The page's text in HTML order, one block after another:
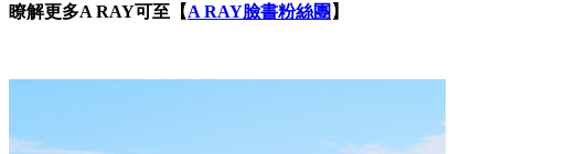
瞭解更多A RAY可至【A RAY臉書粉絲團 】